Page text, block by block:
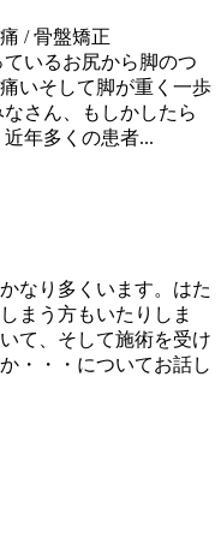
/ 骨盤矯正
いるお尻から脚のつ
いそして脚が重く一歩
さん、もしかしたら
年多くの患者...
なり多くいます。はた
まう方もいたりしま
て、そして施術を受け
・・・についてお話し